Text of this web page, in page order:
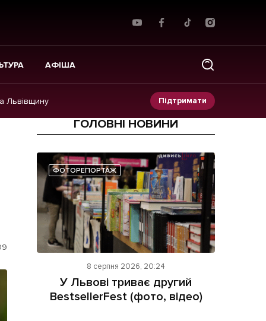
АФІША
Львівщину Підтримати
Прес-релізи
Фото/Відео
Made in Lviv
ГОЛОВНІ НОВИНИ
ФОТОРЕПОРТАЖ
8 серпня 2026, 20:24
У Львові триває другий
BestsellerFest (фото, відео)